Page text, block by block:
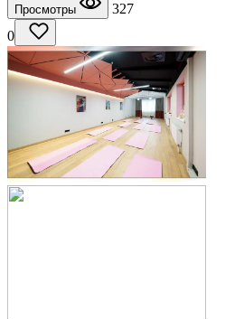
Просмотры
327
0